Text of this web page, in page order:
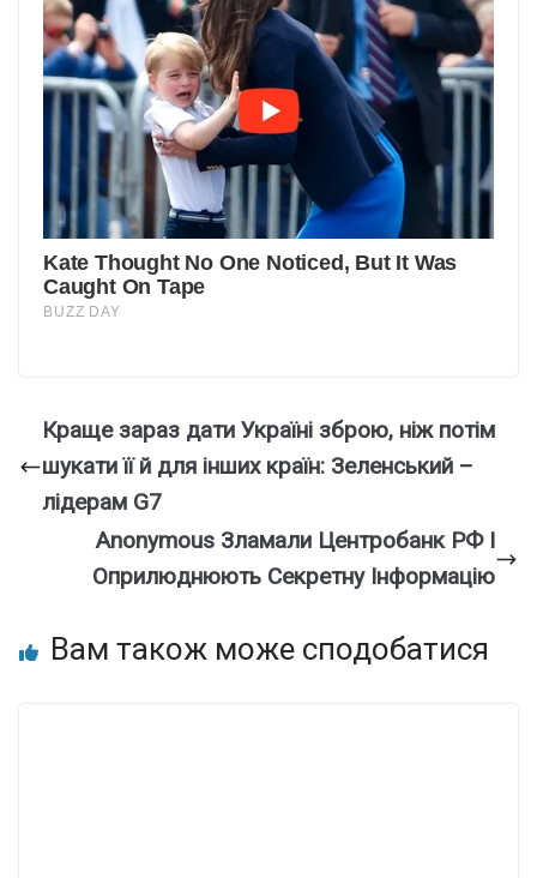
Краще зараз дати Україні зброю, ніж потім
шукати її й для інших країн: Зеленський –
лідерам G7
Anonymous Зламали Центробанк РФ І
Оприлюднюють Секретну Інформацію
Вам також може сподобатися